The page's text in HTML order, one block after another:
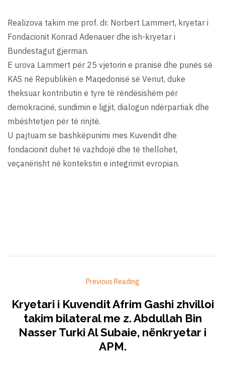
Realizova takim me prof. dr. Norbert Lammert, kryetar i
Fondacionit Konrad Adenauer dhe ish-kryetar i
Bundestagut gjerman.
E urova Lammert për 25 vjetorin e pranisë dhe punës së
KAS në Republikën e Maqedonisë së Veriut, duke
theksuar kontributin e tyre të rëndësishëm për
demokracinë, sundimin e ligjit, dialogun ndërpartiak dhe
mbështetjen për të rinjtë.
U pajtuam se bashkëpunimi mes Kuvendit dhe
fondacionit duhet të vazhdojë dhe të thellohet,
veçanërisht në kontekstin e integrimit evropian.
Previous Reading
Kryetari i Kuvendit Afrim Gashi zhvilloi
takim bilateral me z. Abdullah Bin
Nasser Turki Al Subaie, nënkryetar i
APM.